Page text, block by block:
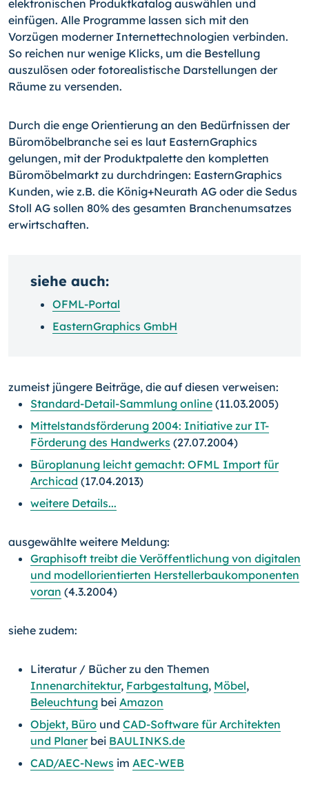
elektronischen Produktkatalog auswählen und
einfügen. Alle Programme lassen sich mit den
Vorzügen moderner Internettechnologien verbinden.
So reichen nur wenige Klicks, um die Bestellung
auszulösen oder fotorealistische Darstellungen der
Räume zu versenden.
Durch die enge Orientierung an den Bedürfnissen der
Büromöbelbranche sei es laut EasternGraphics
gelungen, mit der Produktpalette den kompletten
Büromöbelmarkt zu durchdringen: EasternGraphics
Kunden, wie z.B. die König+Neurath AG oder die Sedus
Stoll AG sollen 80% des gesamten Branchenumsatzes
erwirtschaften.
siehe auch:
OFML-Portal
EasternGraphics GmbH
zumeist jüngere Beiträge, die auf diesen verweisen:
Standard-Detail-Sammlung online (11.03.2005)
Mittelstandsförderung 2004: Initiative zur IT-
Förderung des Handwerks (27.07.2004)
Büroplanung leicht gemacht: OFML Import für
Archicad (17.04.2013)
weitere Details...
ausgewählte weitere Meldung:
Graphisoft treibt die Veröffentlichung von digitalen
und modellorientierten Herstellerbaukomponenten
voran (4.3.2004)
siehe zudem:
Literatur / Bücher zu den Themen
Innenarchitektur, Farbgestaltung, Möbel,
Beleuchtung bei Amazon
Objekt, Büro und CAD-Software für Architekten
und Planerbei BAULINKS.de
CAD/AEC-News im AEC-WEB